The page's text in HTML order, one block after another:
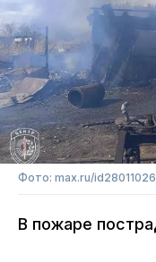
Фото: max.ru/
В пожаре